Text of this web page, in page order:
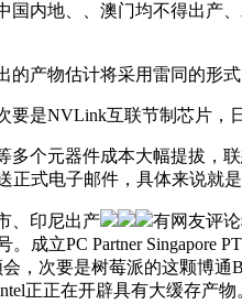
国内地、、澳门均不得出产
物估计将采用雷同的形式
NVLink互联节制芯片，日
个元器件成本大幅提拔，联
正式电子邮件，具体来说就
印尼出产
有网友评
。成立PC Partner
，次要是树莓派的这颗博通
正正在开辟具有大缓存产物